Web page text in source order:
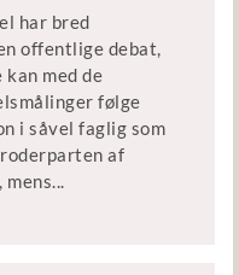
brug af kvalitative
undersøgelser,
gymnasiernes
metoder i
og
fra EVAs
Camilla Rye er
gymnasium og har
har bred
offentlige debat,
kan med de
følge
i såvel faglig som
af
...
får det værre.